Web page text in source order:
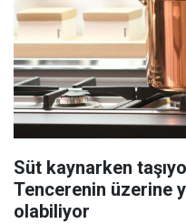
Süt kaynarken
Tencerenin üzerine
olabiliyor